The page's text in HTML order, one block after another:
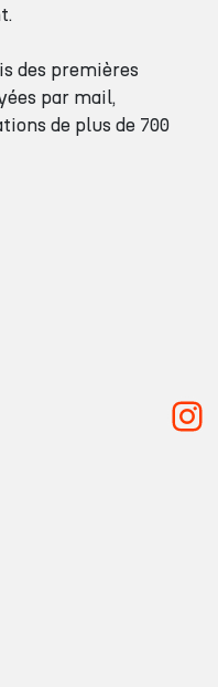
des premières
par mail,
de plus de 700
Romain Bigot